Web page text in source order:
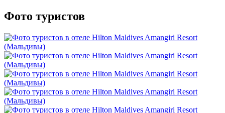
Фото туристов